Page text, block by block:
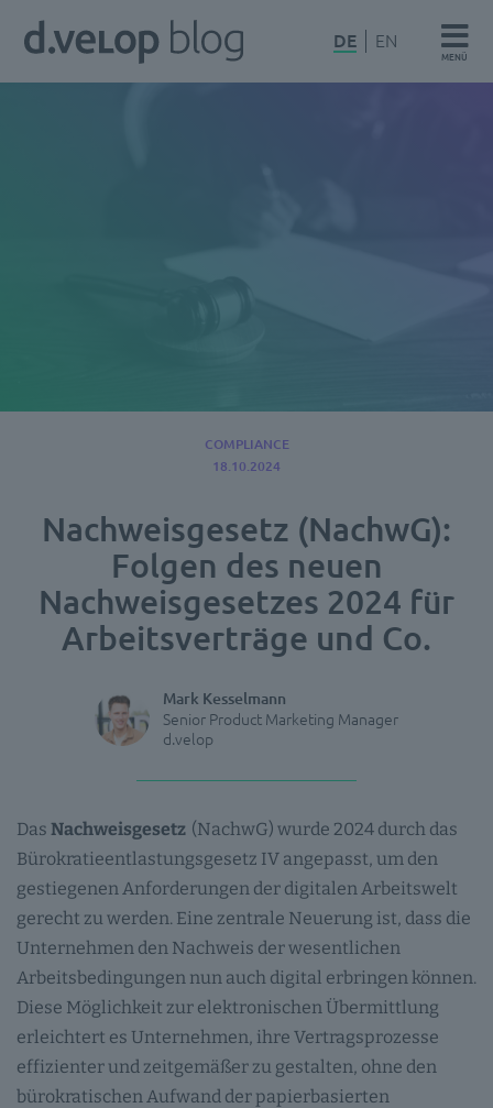
Zum
Inhalt
d.velop
DE EN
MENÜ
Nachweisgesetz (NachwG):
Folgen des neuen
Nachweisgesetzes 2024 für
Arbeitsverträge und Co.
COMPLIANCE
18.10.2024
Mark Kesselmann
Senior Product Marketing Manager
d.velop
Das Nachweisgesetz (NachwG) wurde 2024 durch das
Bürokratieentlastungsgesetz IV angepasst, um den
gestiegenen Anforderungen der digitalen Arbeitswelt
gerecht zu werden. Eine zentrale Neuerung ist, dass die
Unternehmen den Nachweis der wesentlichen
Arbeitsbedingungen nun auch digital erbringen können.
Diese Möglichkeit zur elektronischen Übermittlung
erleichtert es Unternehmen, ihre Vertragsprozesse
effizienter und zeitgemäßer zu gestalten, ohne den
bürokratischen Aufwand der papierbasierten